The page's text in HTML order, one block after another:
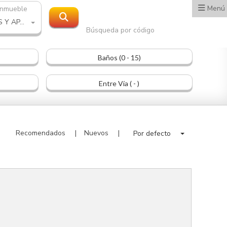
Menú
LOCALES Y APARTAMENTOS
Búsqueda por código
Baños (0 - 15)
Entre Vía ( - )
Recomendados Nuevos Por defecto